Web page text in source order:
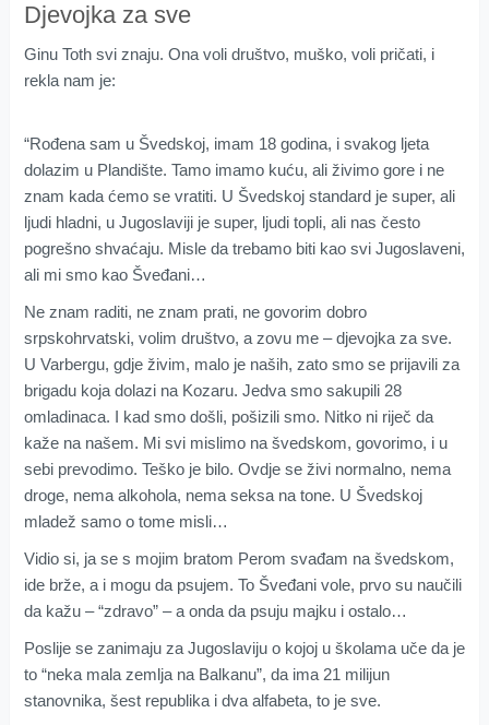
Djevojka za sve
Ginu Toth svi znaju. Ona voli društvo, muško, voli pričati, i
rekla nam je:
“Rođena sam u Švedskoj, imam 18 godina, i svakog ljeta
dolazim u Plandište. Tamo imamo kuću, ali živimo gore i ne
znam kada ćemo se vratiti. U Švedskoj standard je super, ali
ljudi hladni, u Jugoslaviji je super, ljudi topli, ali nas često
pogrešno shvaćaju. Misle da trebamo biti kao svi Jugoslaveni,
ali mi smo kao Šveđani…
Ne znam raditi, ne znam prati, ne govorim dobro
srpskohrvatski, volim društvo, a zovu me – djevojka za sve.
U Varbergu, gdje živim, malo je naših, zato smo se prijavili za
brigadu koja dolazi na Kozaru. Jedva smo sakupili 28
omladinaca. I kad smo došli, pošizili smo. Nitko ni riječ da
kaže na našem. Mi svi mislimo na švedskom, govorimo, i u
sebi prevodimo. Teško je bilo. Ovdje se živi normalno, nema
droge, nema alkohola, nema seksa na tone. U Švedskoj
mladež samo o tome misli…
Vidio si, ja se s mojim bratom Perom svađam na švedskom,
ide brže, a i mogu da psujem. To Šveđani vole, prvo su naučili
da kažu – “zdravo” – a onda da psuju majku i ostalo…
Poslije se zanimaju za Jugoslaviju o kojoj u školama uče da je
to “neka mala zemlja na Balkanu”, da ima 21 milijun
stanovnika, šest republika i dva alfabeta, to je sve.